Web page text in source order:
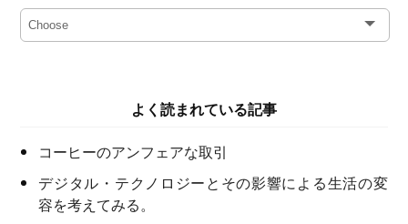
よく読まれている記事
コーヒーのアンフェアな取引
デジタル・テクノロジーとその影響による生活の変
容を考えてみる。